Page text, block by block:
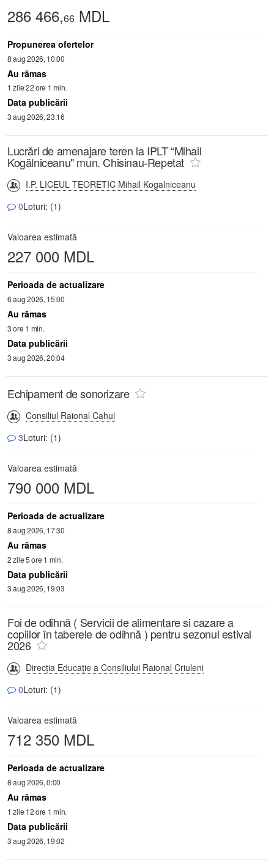
286 466,66 MDL
Propunerea ofertelor
8 aug 2026, 10:00
Au rămas
1 zile 22 ore 1 min.
Data publicării
3 aug 2026, 23:16
Lucrări de amenajare teren la IPLT “Mihail
Kogălniceanu" mun. Chisinau-Repetat
I.P. LICEUL TEORETIC Mihail Kogalniceanu
0Loturi: (1)
Valoarea estimată
227 000 MDL
Perioada de actualizare
6 aug 2026, 15:00
Au rămas
3 ore 1 min.
Data publicării
3 aug 2026, 20:04
Echipament de sonorizare
Consiliul Raional Cahul
3Loturi: (1)
Valoarea estimată
790 000 MDL
Perioada de actualizare
8 aug 2026, 17:30
Au rămas
2 zile 5 ore 1 min.
Data publicării
3 aug 2026, 19:03
Foi de odihnă ( Servicii de alimentare si cazare a
copiilor în taberele de odihnă ) pentru sezonul estival
2026
Direcția Educație a Consiliului Raional Criuleni
0Loturi: (1)
Valoarea estimată
712 350 MDL
Perioada de actualizare
8 aug 2026, 0:00
Au rămas
1 zile 12 ore 1 min.
Data publicării
3 aug 2026, 19:02